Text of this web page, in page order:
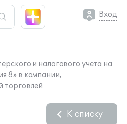
Вход
и налогового учета на
8» в компании,
торговлей
К списку